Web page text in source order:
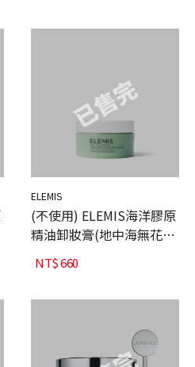
ELEMIS
(不使用) ELEMIS海洋膠原
精油卸妝膏(地中海無花果
版)20g
NT$660